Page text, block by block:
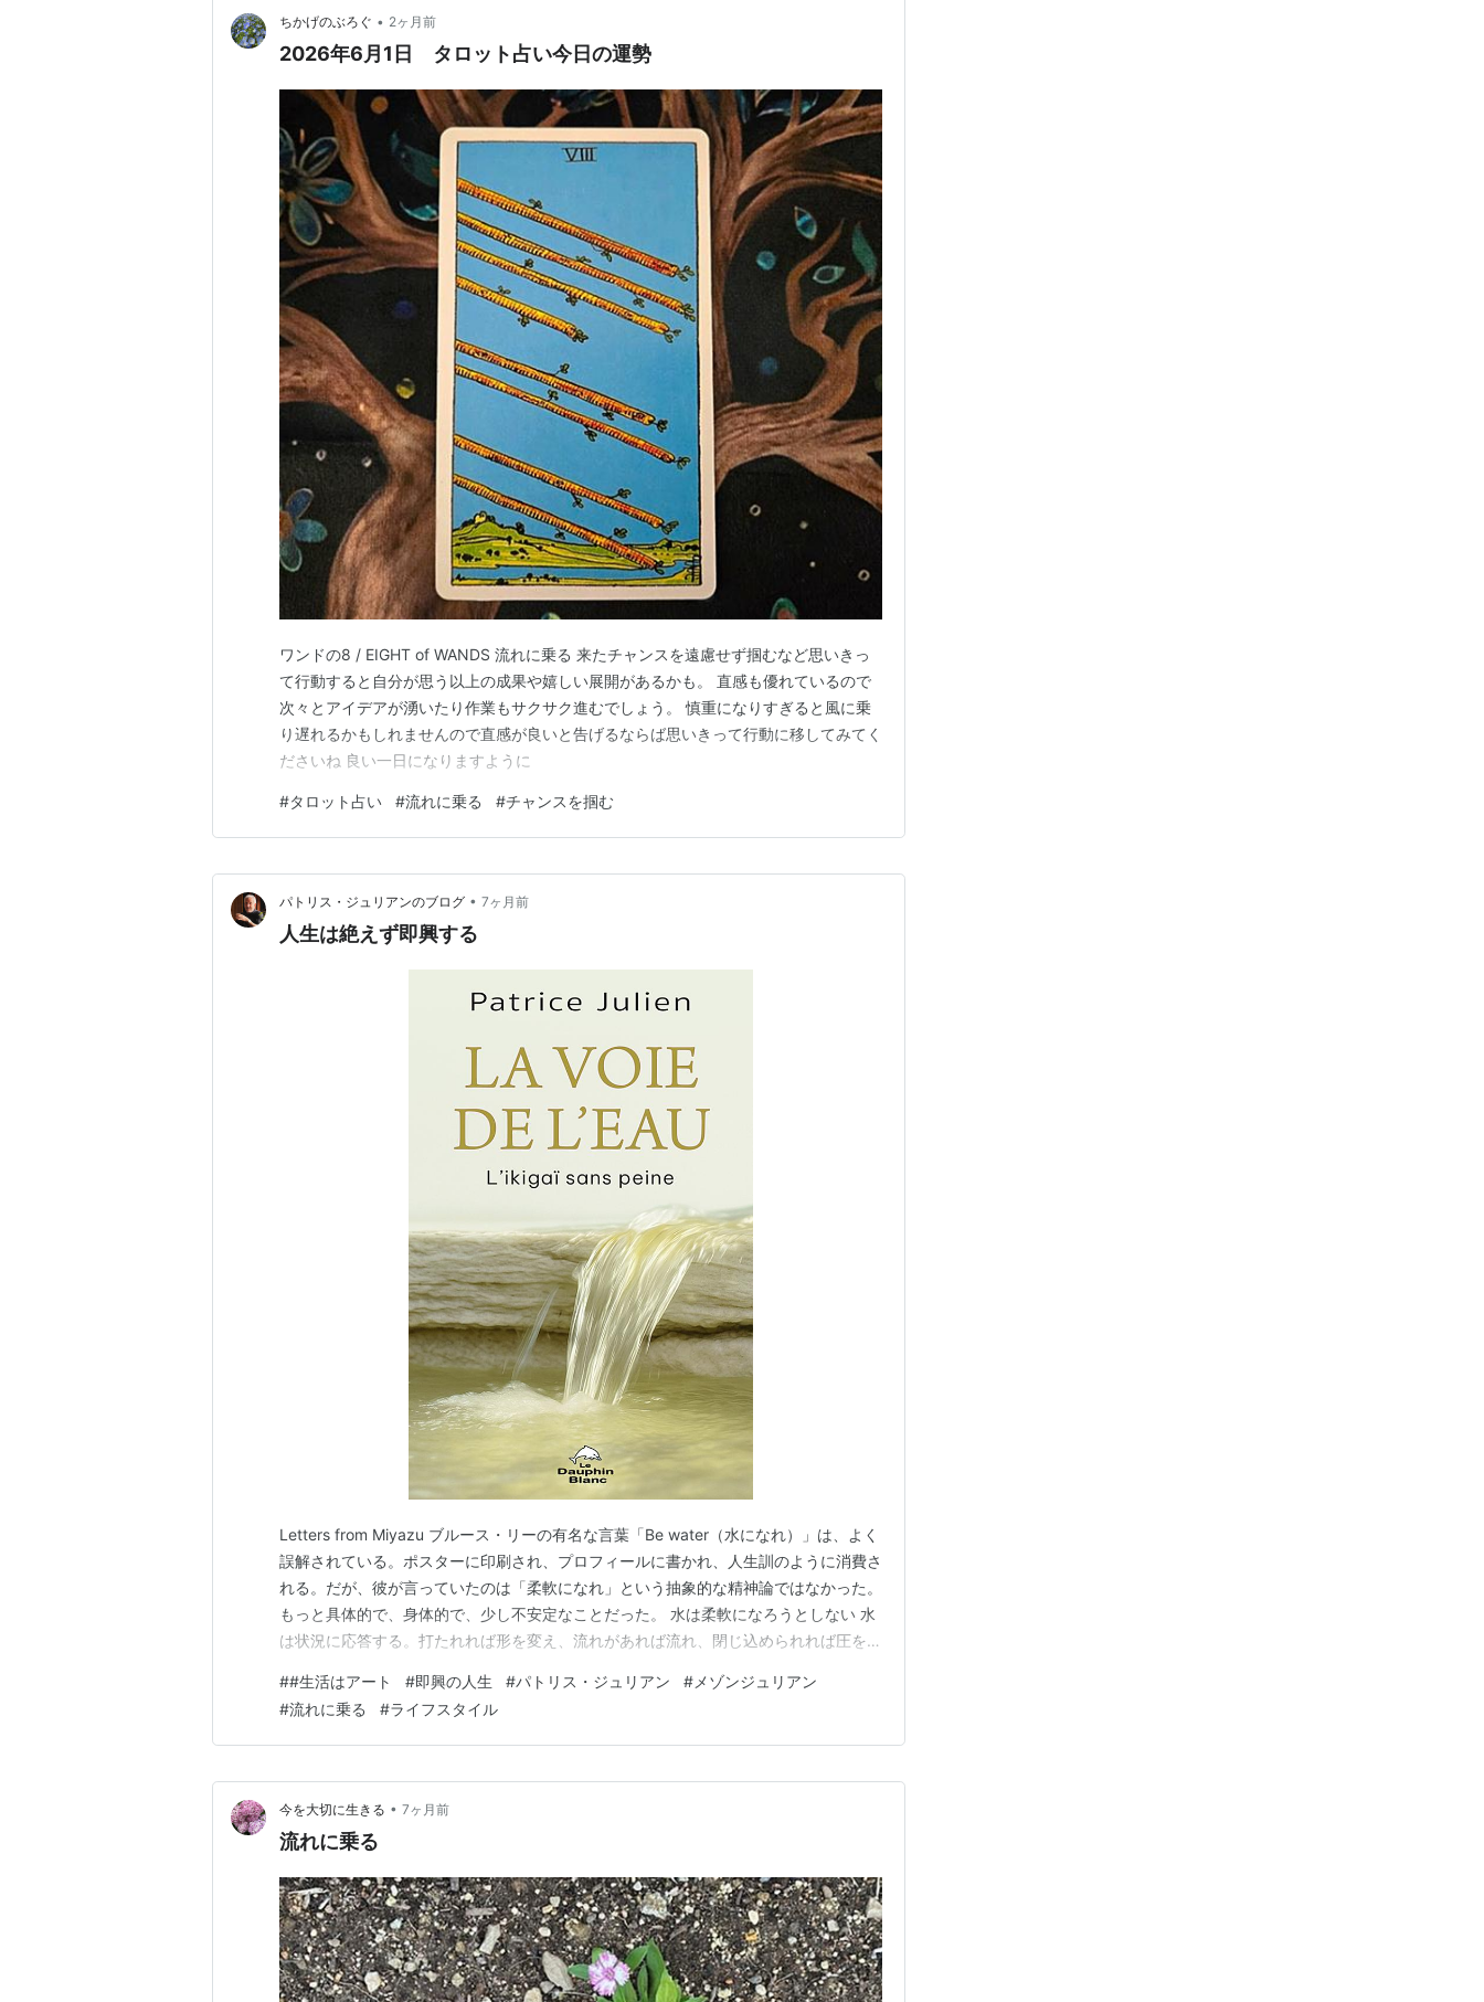
ちかげのぶろぐ • 2ヶ月前
2026年6月1日 タロット占い今日の運勢
ワンドの8 / EIGHT of WANDS 流れに乗る 来たチャンスを遠慮せず掴むなど思いきっ
て行動すると自分が思う以上の成果や嬉しい展開があるかも。 直感も優れているので
次々とアイデアが湧いたり作業もサクサク進むでしょう。 慎重になりすぎると風に乗
り遅れるかもしれませんので直感が良いと告げるならば思いきって行動に移してみてく
ださいね 良い一日になりますように
#タロット占い #流れに乗る #チャンスを掴む
パトリス・ジュリアンのブログ • 7ヶ月前
人生は絶えず即興する
Letters from Miyazu ブルース・リーの有名な言葉「Be water（水になれ）」は、よく
誤解されている。ポスターに印刷され、プロフィールに書かれ、人生訓のように消費さ
れる。だが、彼が言っていたのは「柔軟になれ」という抽象的な精神論ではなかった。
もっと具体的で、身体的で、少し不安定なことだった。 水は柔軟になろうとしない 水
は状況に応答する。打たれれば形を変え、流れがあれば流れ、閉じ込められれば圧をか
葉から、多くの人は「その場のノリ」「思いつき」「適当さ」を連想する。だが本当の
即興はその逆だ。準備が…
##生活はアート #即興の人生 #パトリス・ジュリアン # メゾンジュリアン
#流れに乗る #ライフスタイル
今を大切に生きる • 7ヶ月前
流れに乗る